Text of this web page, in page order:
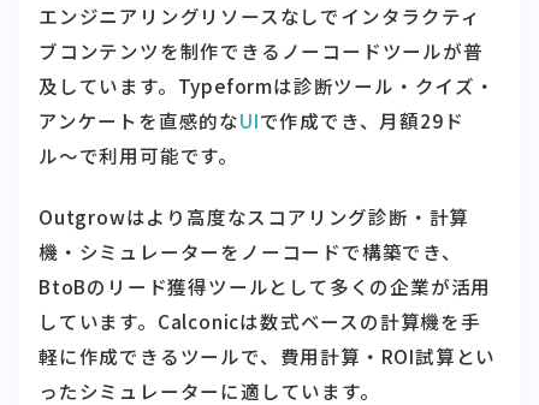
エンジニアリングリソースなしでインタラクティ
ブコンテンツを制作できるノーコードツールが普
及しています。Typeformは診断ツール・クイズ・
アンケートを直感的なUIで作成でき、月額29ド
ル〜で利用可能です。
Outgrowはより高度なスコアリング診断・計算
機・シミュレーターをノーコードで構築でき、
BtoBのリード獲得ツールとして多くの企業が活用
しています。Calconicは数式ベースの計算機を手
軽に作成できるツールで、費用計算・ROI試算とい
ったシミュレーターに適しています。